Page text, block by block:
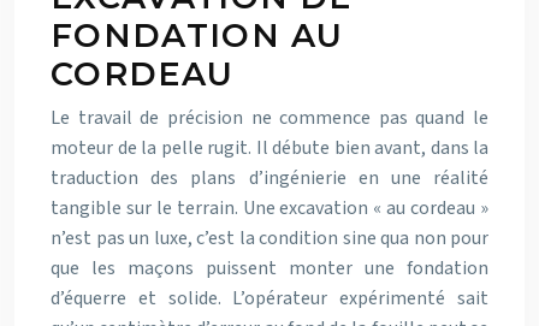
FONDATION AU
CORDEAU
Le travail de précision ne commence pas quand le
moteur de la pelle rugit. Il débute bien avant, dans la
traduction des plans d’ingénierie en une réalité
tangible sur le terrain. Une excavation « au cordeau »
n’est pas un luxe, c’est la condition sine qua non pour
que les maçons puissent monter une fondation
d’équerre et solide. L’opérateur expérimenté sait